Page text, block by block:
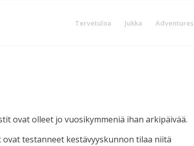
Tervetuloa Jukka Adventures
ovat olleet jo vuosikymmeniä ihan arkipäivää.
ovat testanneet kestävyyskunnon tilaa niitä